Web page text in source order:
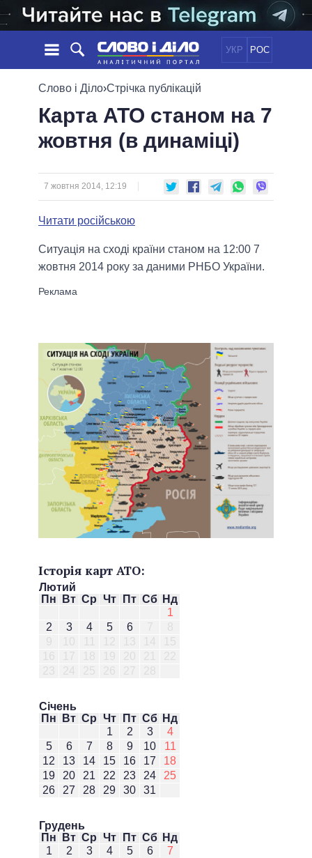
УКР РОС
НОВИНИ
СТРІЧКА
ПОДІЇ
ДУМКИ
ОГЛЯДИ
ДАЙДЖЕСТИ
ПОЛІТИКА
ЕКОНОМІКА
СВІТ
ОБIЦЯНКИ
ПОЛIТИКИ
УСІ ПОЛІТИКИ
ПРЕЗИДЕНТ І ОФІС
ВЕРХОВНА РАДА
ГОЛОВИ ОБЛАДМІНІСТРАЦІЙ
ІНФОГРАФІКА
ПОРІВНЯННЯ ПОЛІТИКІВ
Слово і Діло›Стрічка публікацій
Карта АТО станом на 7
жовтня (в динаміці)
7 жовтня 2014, 12:19
Читати російською
Ситуація на сході країни станом на 12:00 7
жовтня 2014 року за даними РНБО України.
Історія карт АТО:
Лютий
Пн
Вт Ср Чт Пт Сб Нд
1
2
3 4 5 6
Січень
Пн
Вт Ср Чт Пт Сб Нд
1
2 3
4
5
6 7 8 9 10
11
12
13 14 15 16 17
18
19
20 21 22 23 24
25
26
27 28 29 30 31
Грудень
Пн
Вт Ср Чт Пт Сб Нд
1
2 3 4 5 6
7